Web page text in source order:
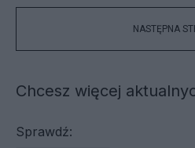
NASTĘPNA
Chcesz więcej
Sprawdź: